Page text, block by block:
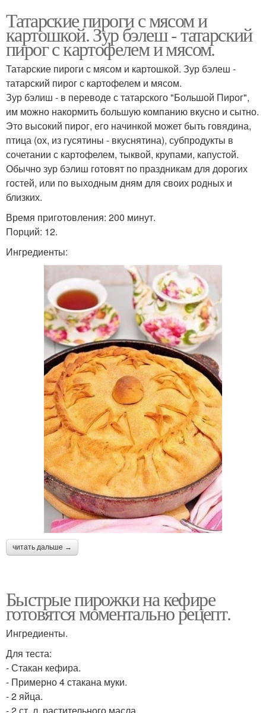
Татарские пироги с мясом и
картошкой. Зур бэлеш - татарский
пирог с картофелем и мясом.
Татарские пироги с мясом и картошкой. Зур бэлеш -
татарский пирог с картофелем и мясом.
Зур бэлиш - в переводе с татарского "Большой Пирог",
им можно накормить большую компанию вкусно и сытно.
Это высокий пирог, его начинкой может быть говядина,
птица (ох, из гусятины - вкуснятина), субпродукты в
сочетании с картофелем, тыквой, крупами, капустой.
Обычно зур бэлиш готовят по праздникам для дорогих
гостей, или по выходным дням для своих родных и
близких.
Время приготовления: 200 минут.
Порций: 12.
Ингредиенты:
читать дальше →
Быстрые пирожки на кефире
готовятся моментально рецепт.
Ингредиенты.
Для теста:
- Стакан кефира.
- Примерно 4 стакана муки.
- 2 яйца.
- 2 ст. л. растительного масла.